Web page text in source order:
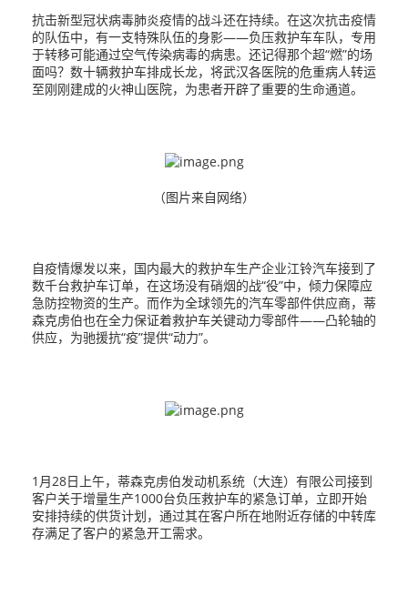
抗击新型冠状病毒肺炎疫情的战斗还在持续。在这次抗击疫情
的队伍中，有一支特殊队伍的身影——负压救护车车队，专用
于转移可能通过空气传染病毒的病患。还记得那个超“燃”的场
面吗？数十辆救护车排成长龙，将武汉各医院的危重病人转运
至刚刚建成的火神山医院，为患者开辟了重要的生命通道。
（图片来自网络）
自疫情爆发以来，国内最大的救护车生产企业江铃汽车接到了
数千台救护车订单，在这场没有硝烟的战“役”中，倾力保障应
急防控物资的生产。而作为全球领先的汽车零部件供应商，蒂
森克虏伯也在全力保证着救护车关键动力零部件——凸轮轴的
供应，为驰援抗“疫”提供“动力”。
1月28日上午，蒂森克虏伯发动机系统（大连）有限公司接到
客户关于增量生产1000台负压救护车的紧急订单，立即开始
安排持续的供货计划，通过其在客户所在地附近存储的中转库
存满足了客户的紧急开工需求。